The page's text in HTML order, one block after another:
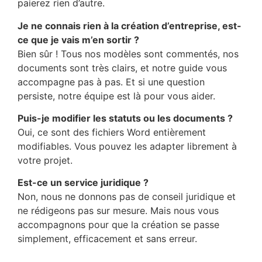
paierez rien d’autre.
Je ne connais rien à la création d’entreprise, est-
ce que je vais m’en sortir ?
Bien sûr ! Tous nos modèles sont commentés, nos
documents sont très clairs, et notre guide vous
accompagne pas à pas. Et si une question
persiste, notre équipe est là pour vous aider.
Puis-je modifier les statuts ou les documents ?
Oui, ce sont des fichiers Word entièrement
modifiables. Vous pouvez les adapter librement à
votre projet.
Est-ce un service juridique ?
Non, nous ne donnons pas de conseil juridique et
ne rédigeons pas sur mesure. Mais nous vous
accompagnons pour que la création se passe
simplement, efficacement et sans erreur.